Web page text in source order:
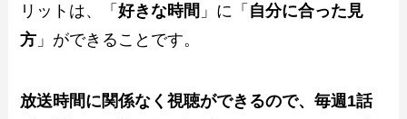
リットは、「好きな時間 」に「 自分に合った見
方 」ができることです。
放送時間に関係なく視聴ができるので、毎週1話